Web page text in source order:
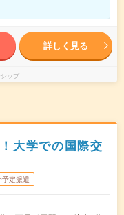
詳しく見る
ップ
大学での国際交
予定派遣